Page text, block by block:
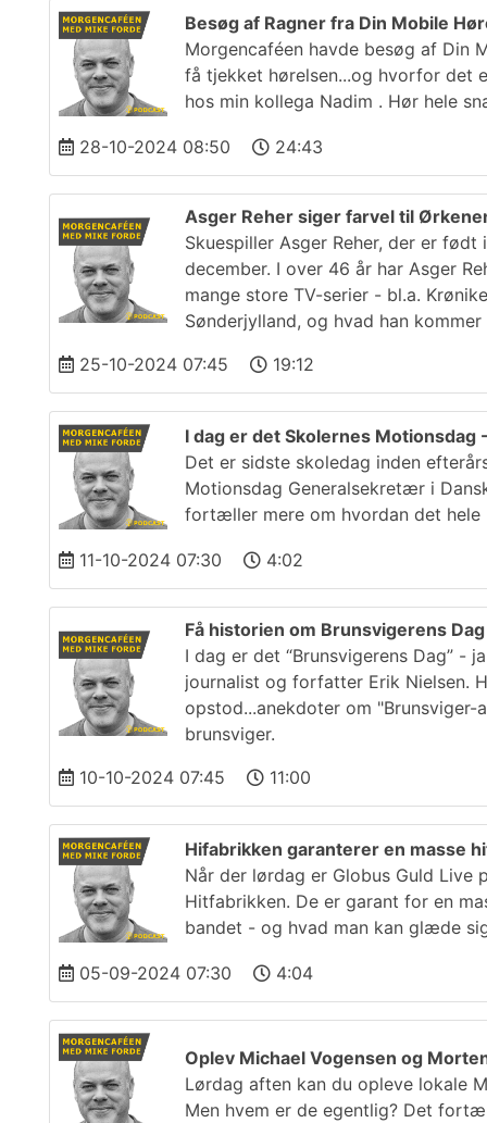
Besøg af Ragner fra Din Mobile
Morgencaféen havde besøg af Din
få tjekket hørelsen...og hvorfor det
hos min kollega Nadim . Hør hele
28-10-2024 08:50 24:43
Asger Reher siger farvel til
Skuespiller Asger Reher, der er
december. I over 46 år har Asger
mange store TV-serier - bl.a.
Sønderjylland, og hvad han
25-10-2024 07:45
19:12
I dag er det Skolernes
Det er sidste skoledag inden
Motionsdag Generalsekretær i
fortæller mere om hvordan det hele
11-10-2024 07:30 4:02
Få historien om Brunsvigerens
I dag er det “Brunsvigerens Dag” -
journalist og forfatter Erik Nielsen.
opstod...anekdoter om
brunsviger.
10-10-2024 07:45
11:00
Hifabrikken garanterer en masse
Når der lørdag er Globus Guld Live
Hitfabrikken. De er garant for en
bandet - og hvad man kan glæde
05-09-2024 07:30 4:04
Oplev Michael Vogensen og
Lørdag aften kan du opleve lokale
Men hvem er de egentlig? Det